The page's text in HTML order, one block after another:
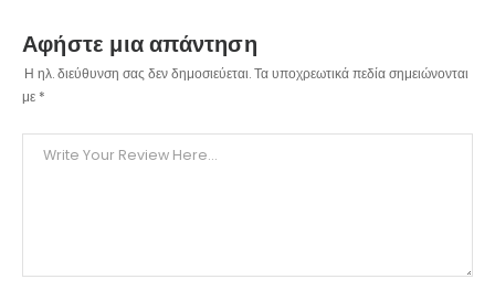
Αφήστε μια απάντηση
Η ηλ. διεύθυνση σας δεν δημοσιεύεται.Τα υποχρεωτικά πεδία σημειώνονται
με *